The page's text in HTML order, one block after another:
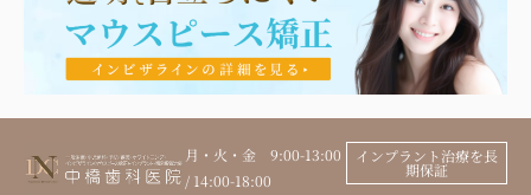
月・火・金 9:00-13:00
/ 14:00-18:00
インプラント治療を長
期保証